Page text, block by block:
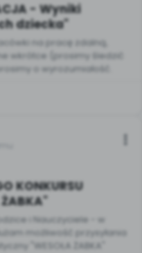
- Wyniki
dziecka"
na pracę zdalną,
wkrótce (prosimy śledzić
o wyrozumiałość.
KONKURSU
ŻABKA"
i Nauczyciele - w
możliwość przysyłania
"WESOŁA ŻABKA"